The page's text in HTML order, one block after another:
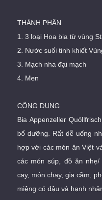
THÀNH PHẦN
1. 3 loại Hoa bia từ vùng
2. Nước suối tinh khiết
3. Mạch nha đại mạch
4. Men
CÔNG DỤNG
Bia Appenzeller
bổ dưỡng. Rất dễ uống
hợp với các món ăn Việt
các món súp, đồ ăn
cay, món chay, gia cầm,
miệng có đậu và hạnh